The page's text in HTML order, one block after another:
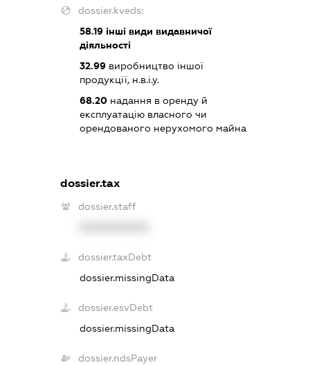
dossier.kveds:
58.19інші види видавничої
діяльності
32.99виробництво іншої
продукції, н.в.і.у.
68.20надання в оренду й
експлуатацію власного чи
орендованого нерухомого майна
dossier.tax
dossier.staff
dossier.taxDebt
dossier.missingData
dossier.esvDebt
dossier.missingData
dossier.ndsPayer